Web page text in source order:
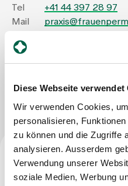
Diese Webseite verwendet
Wir verwenden Cookies,
personalisieren,
zu können und die Zugriffe
analysieren. Ausserdem
Verwendung unserer
soziale Medien, Werbung
Kontakt
Babygalerie
Blog
Tel
+41 44 397 28 97
Mail
Nachricht schreiben
Facharztitel